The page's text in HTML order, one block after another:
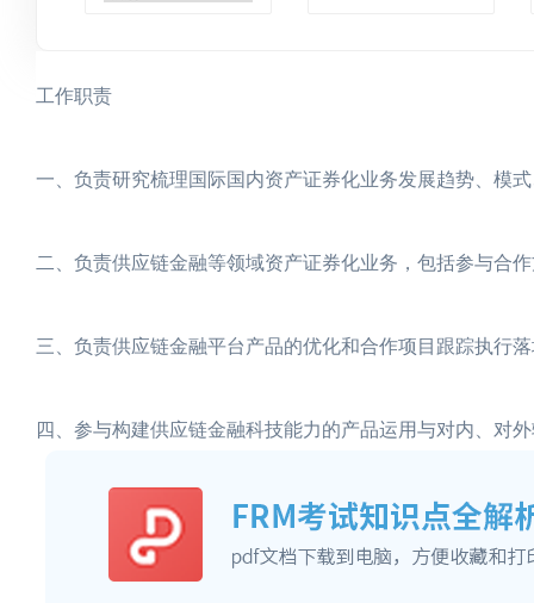
工作职责
一、负责研究梳理国际国内资产证券化业务发展趋势、模
二、负责供应链金融等领域资产证券化业务，包括参与合
三、负责供应链金融平台产品的优化和合作项目跟踪执行
四、参与构建供应链金融科技能力的产品运用与对内、对